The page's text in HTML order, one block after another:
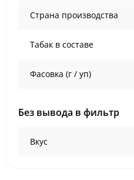
Страна производства
Табак в составе
Фасовка (г / уп)
Без вывода в фильтр
Вкус